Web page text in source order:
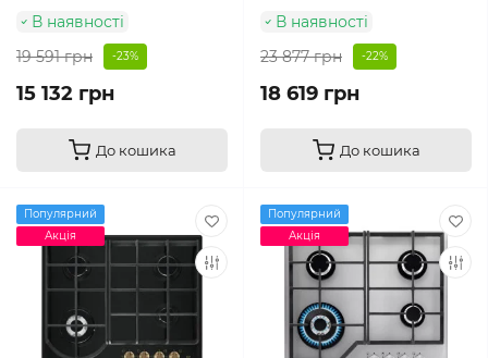
В наявності
19 591 грн
-23%
15 132 грн
До кошика
В наявності
23 877 грн
-22%
18 619 грн
До кошика
Популярний
Акція
Популярний
Акція